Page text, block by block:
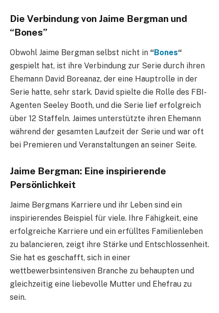
Die Verbindung von Jaime Bergman und
“Bones”
Obwohl Jaime Bergman selbst nicht in “Bones“
gespielt hat, ist ihre Verbindung zur Serie durch ihren
Ehemann David Boreanaz, der eine Hauptrolle in der
Serie hatte, sehr stark. David spielte die Rolle des FBI-
Agenten Seeley Booth, und die Serie lief erfolgreich
über 12 Staffeln. Jaimes unterstützte ihren Ehemann
während der gesamten Laufzeit der Serie und war oft
bei Premieren und Veranstaltungen an seiner Seite.
Jaime Bergman: Eine inspirierende
Persönlichkeit
Jaime Bergmans Karriere und ihr Leben sind ein
inspirierendes Beispiel für viele. Ihre Fähigkeit, eine
erfolgreiche Karriere und ein erfülltes Familienleben
zu balancieren, zeigt ihre Stärke und Entschlossenheit.
Sie hat es geschafft, sich in einer
wettbewerbsintensiven Branche zu behaupten und
gleichzeitig eine liebevolle Mutter und Ehefrau zu
sein.